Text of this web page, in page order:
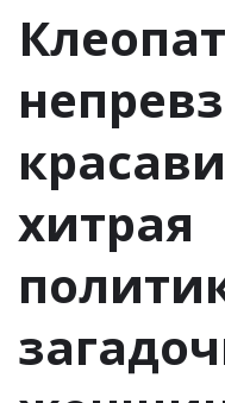
хитрая